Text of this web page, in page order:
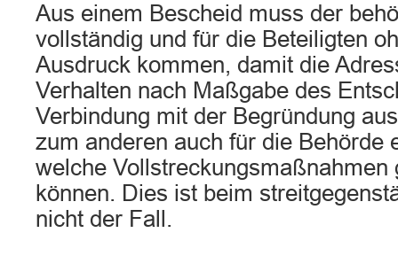
Aus einem Bescheid muss der
vollständig und für die Beteiligten
Ausdruck kommen, damit die
Verhalten nach Maßgabe des
Verbindung mit der Begründung
zum anderen auch für die Behörde
welche Vollstreckungsmaßnahmen
können. Dies ist beim
nicht der Fall.